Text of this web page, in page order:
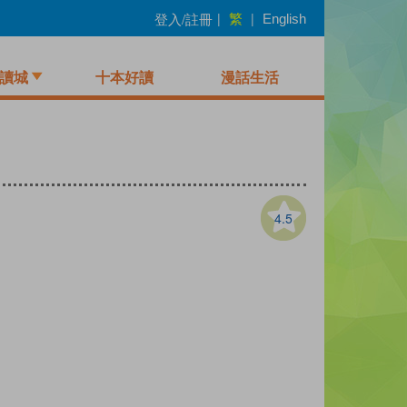
登入/註冊 | 繁 | English
城 十本好讀 漫話生活
4.5